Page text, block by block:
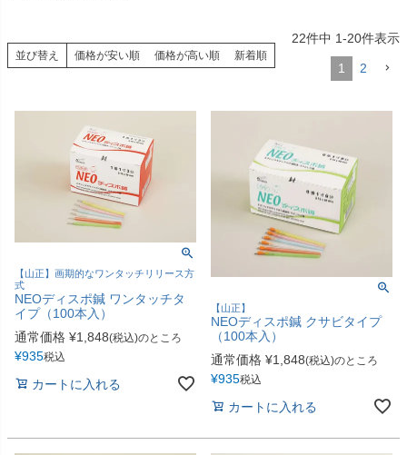
包帯 消毒用品
スポーツケア用品
模型
吸角療法器 マッサージ用品
冷・温感パップ用品／軟
膏
物理療法
マッサージ器 カイロプラクティック
並び替え 価格が安い順 価格が高い順 新着順
22件中 1-20件表示
1 2
【山正】画期的なワンタッチリリース方
式
NEOディスポ鍼 ワンタッチタ
イプ（100本入）
通常価格 ¥1,848(税込)のところ
¥935税込
カートに入れる
【山正】
NEOディスポ鍼 クサビタイプ
（100本入）
通常価格 ¥1,848(税込)のところ
¥935税込
カートに入れる